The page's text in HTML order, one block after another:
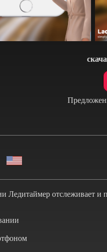
Ледитаймер отслеживает